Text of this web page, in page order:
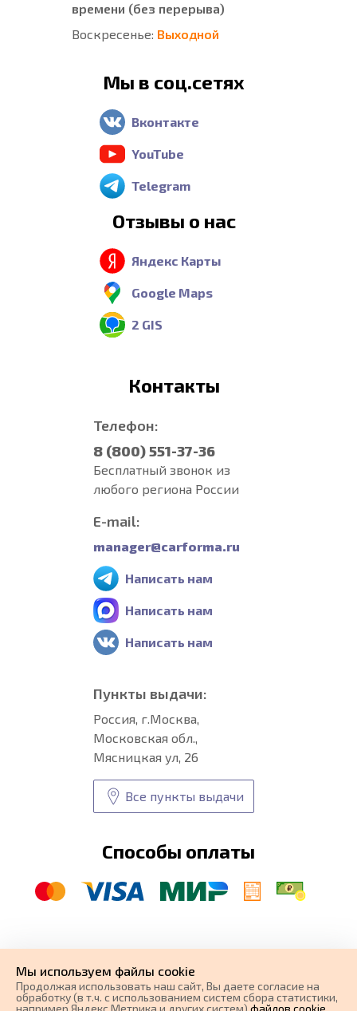
времени (без перерыва)
Воскресенье: Выходной
Мы в соц.сетях
Вконтакте
YouTube
Telegram
Отзывы о нас
Яндекс Карты
Google Maps
2 GIS
Контакты
Телефон:
8 (800) 551-37-36
Бесплатный звонок из
любого региона России
E-mail:
manager@carforma.ru
Написать нам
Написать нам
Написать нам
Пункты выдачи:
Россия, г.Москва,
Московская обл.,
Мясницкая ул, 26
Все пункты выдачи
Способы оплаты
автоковрики
разработка и
поисковое продвижение сайта
Мы используем файлы cookie
Продолжая использовать наш cайт, Вы даете согласие на
обработку (в т.ч. с использованием систем сбора статистики,
например Яндекс.Метрика и других систем) файлов cookie